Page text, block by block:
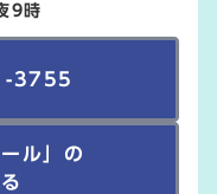
9時
3755
ル」の